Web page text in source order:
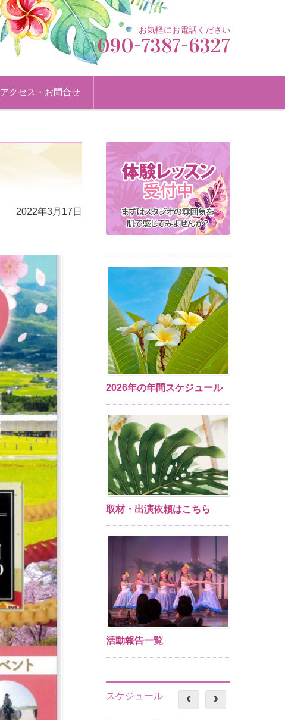
お気軽にお電話ください
090-7387-6327
アクセス・お問合せ
2022年3月17日
2026年の年間スケジュール
取材・出演依頼はこちら
活動報告一覧
スケジュール